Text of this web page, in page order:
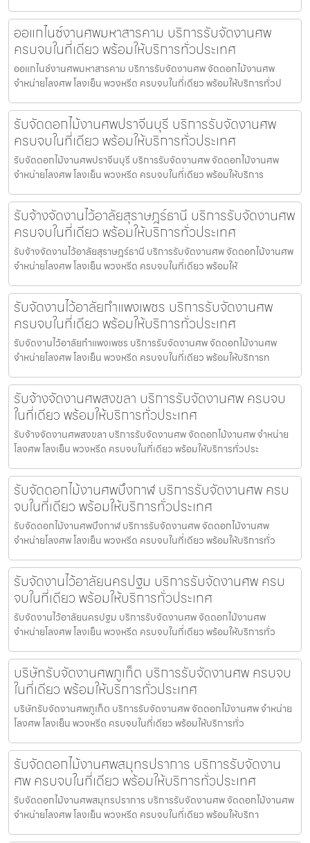
ออแกไนซ์งานศพมหาสารคาม บริการรับจัดงานศพ
ครบจบในที่เดียว พร้อมให้บริการทั่วประเทศ
ออแกไนซ์งานศพมหาสารคาม บริการรับจัดงานศพ จัดดอกไม้งานศพ
จำหน่ายโลงศพ โลงเย็น พวงหรีด ครบจบในที่เดียว พร้อมให้บริการทั่วป
รับจัดดอกไม้งานศพปราจีนบุรี บริการรับจัดงานศพ
ครบจบในที่เดียว พร้อมให้บริการทั่วประเทศ
รับจัดดอกไม้งานศพปราจีนบุรี บริการรับจัดงานศพ จัดดอกไม้งานศพ
จำหน่ายโลงศพ โลงเย็น พวงหรีด ครบจบในที่เดียว พร้อมให้บริการ
รับจ้างจัดงานไว้อาลัยสุราษฎร์ธานี บริการรับจัดงานศพ
ครบจบในที่เดียว พร้อมให้บริการทั่วประเทศ
รับจ้างจัดงานไว้อาลัยสุราษฎร์ธานี บริการรับจัดงานศพ จัดดอกไม้งานศพ
จำหน่ายโลงศพ โลงเย็น พวงหรีด ครบจบในที่เดียว พร้อมให้
รับจัดงานไว้อาลัยกำแพงเพชร บริการรับจัดงานศพ
ครบจบในที่เดียว พร้อมให้บริการทั่วประเทศ
รับจัดงานไว้อาลัยกำแพงเพชร บริการรับจัดงานศพ จัดดอกไม้งานศพ
จำหน่ายโลงศพ โลงเย็น พวงหรีด ครบจบในที่เดียว พร้อมให้บริการท
รับจ้างจัดงานศพสงขลา บริการรับจัดงานศพ ครบจบ
ในที่เดียว พร้อมให้บริการทั่วประเทศ
รับจ้างจัดงานศพสงขลา บริการรับจัดงานศพ จัดดอกไม้งานศพ จำหน่าย
โลงศพ โลงเย็น พวงหรีด ครบจบในที่เดียว พร้อมให้บริการทั่วประ
รับจัดดอกไม้งานศพบึงกาฬ บริการรับจัดงานศพ ครบ
จบในที่เดียว พร้อมให้บริการทั่วประเทศ
รับจัดดอกไม้งานศพบึงกาฬ บริการรับจัดงานศพ จัดดอกไม้งานศพ
จำหน่ายโลงศพ โลงเย็น พวงหรีด ครบจบในที่เดียว พร้อมให้บริการทั่ว
รับจัดงานไว้อาลัยนครปฐม บริการรับจัดงานศพ ครบ
จบในที่เดียว พร้อมให้บริการทั่วประเทศ
รับจัดงานไว้อาลัยนครปฐม บริการรับจัดงานศพ จัดดอกไม้งานศพ
จำหน่ายโลงศพ โลงเย็น พวงหรีด ครบจบในที่เดียว พร้อมให้บริการทั่ว
บริษัทรับจัดงานศพภูเก็ต บริการรับจัดงานศพ ครบจบ
ในที่เดียว พร้อมให้บริการทั่วประเทศ
บริษัทรับจัดงานศพภูเก็ต บริการรับจัดงานศพ จัดดอกไม้งานศพ จำหน่าย
โลงศพ โลงเย็น พวงหรีด ครบจบในที่เดียว พร้อมให้บริการทั่ว
รับจัดดอกไม้งานศพสมุทรปราการ บริการรับจัดงาน
ศพ ครบจบในที่เดียว พร้อมให้บริการทั่วประเทศ
รับจัดดอกไม้งานศพสมุทรปราการ บริการรับจัดงานศพ จัดดอกไม้งานศพ
จำหน่ายโลงศพ โลงเย็น พวงหรีด ครบจบในที่เดียว พร้อมให้บริกา